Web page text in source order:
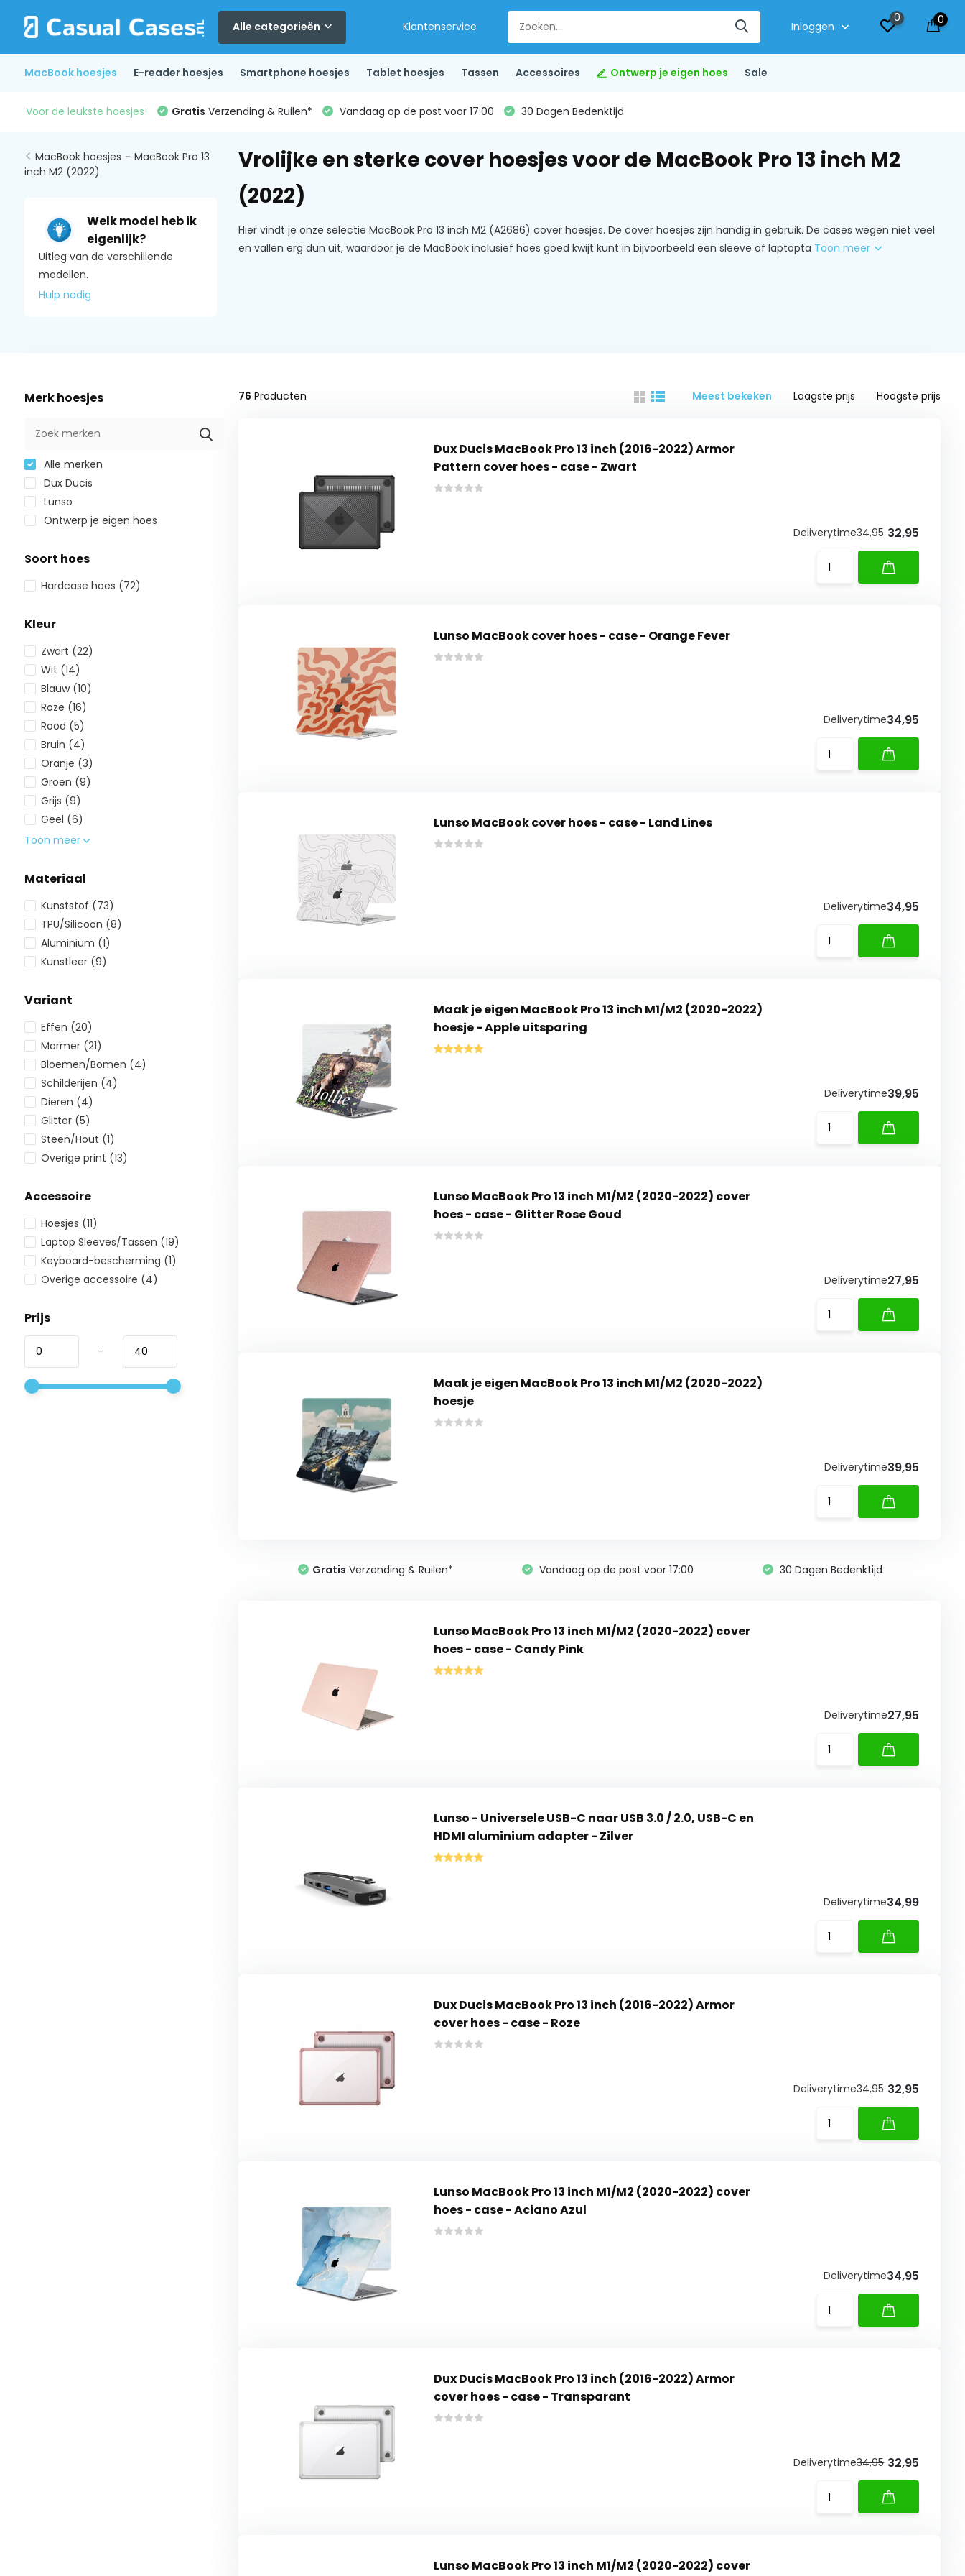
Alle categorieën Klantenservice Inloggen
0 0
MacBook hoesjes E-reader hoesjes Smartphone hoesjes Tablet hoesjes Tassen Accessoires Ontwerp je eigen hoes Sale
Voor de leukste hoesjes! Gratis Verzending & Ruilen* Vandaag op de post voor 17:00 30 Dagen Bedenktijd
MacBook hoesjes - MacBook Pro 13
inch M2 (2022)
Welk model heb ik
eigenlijk?
Uitleg van de verschillende
modellen.
Hulp nodig
Vrolijke en sterke cover hoesjes voor de MacBook Pro 13 inch M2
(2022)
Hier vindt je onze selectie MacBook Pro 13 inch M2 (A2686) cover hoesjes. De cover hoesjes zijn handig in gebruik. De cases wegen niet veel
en vallen erg dun uit, waardoor je de MacBook inclusief hoes goed kwijt kunt in bijvoorbeeld een sleeve of laptopta Toon meer
Merk hoesjes
Alle merken
Dux Ducis
Lunso
Ontwerp je eigen hoes
Soort hoes
Hardcase hoes (72)
Kleur
Zwart (22)
Wit (14)
Blauw (10)
Roze (16)
Rood (5)
Bruin (4)
Oranje (3)
Groen (9)
Grijs (9)
Geel (6)
Toon meer
Materiaal
Kunststof (73)
TPU/Silicoon (8)
Aluminium (1)
Kunstleer (9)
Variant
Effen (20)
Marmer (21)
Bloemen/Bomen (4)
Schilderijen (4)
Dieren (4)
Glitter (5)
Steen/Hout (1)
Overige print (13)
Accessoire
Hoesjes (11)
Laptop Sleeves/Tassen (19)
Keyboard-bescherming (1)
Overige accessoire (4)
Prijs
-
76 Producten Meest bekeken Laagste prijs Hoogste prijs
Dux Ducis MacBook Pro 13 inch (2016-2022) Armor
Pattern cover hoes - case - Zwart
Deliverytime34,95 32,95
Lunso MacBook cover hoes - case - Orange Fever
Deliverytime34,95
Lunso MacBook cover hoes - case - Land Lines
Deliverytime34,95
Maak je eigen MacBook Pro 13 inch M1/M2 (2020-2022)
hoesje - Apple uitsparing
Deliverytime39,95
Lunso MacBook Pro 13 inch M1/M2 (2020-2022) cover
hoes - case - Glitter Rose Goud
Deliverytime27,95
Maak je eigen MacBook Pro 13 inch M1/M2 (2020-2022)
hoesje
Deliverytime39,95
Gratis Verzending & Ruilen* Vandaag op de post voor 17:00 30 Dagen Bedenktijd
Lunso MacBook Pro 13 inch M1/M2 (2020-2022) cover
hoes - case - Candy Pink
Deliverytime27,95
Lunso - Universele USB-C naar USB 3.0 / 2.0, USB-C en
HDMI aluminium adapter - Zilver
Deliverytime34,99
Dux Ducis MacBook Pro 13 inch (2016-2022) Armor
cover hoes - case - Roze
Deliverytime34,95 32,95
Lunso MacBook Pro 13 inch M1/M2 (2020-2022) cover
hoes - case - Aciano Azul
Deliverytime34,95
Dux Ducis MacBook Pro 13 inch (2016-2022) Armor
cover hoes - case - Transparant
Deliverytime34,95 32,95
Lunso MacBook Pro 13 inch M1/M2 (2020-2022) cover